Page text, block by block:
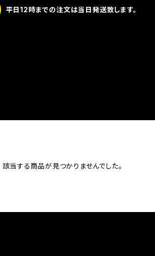
平日12時までの注文は当日発送致します。
該当する商品が見つかりませんでした。